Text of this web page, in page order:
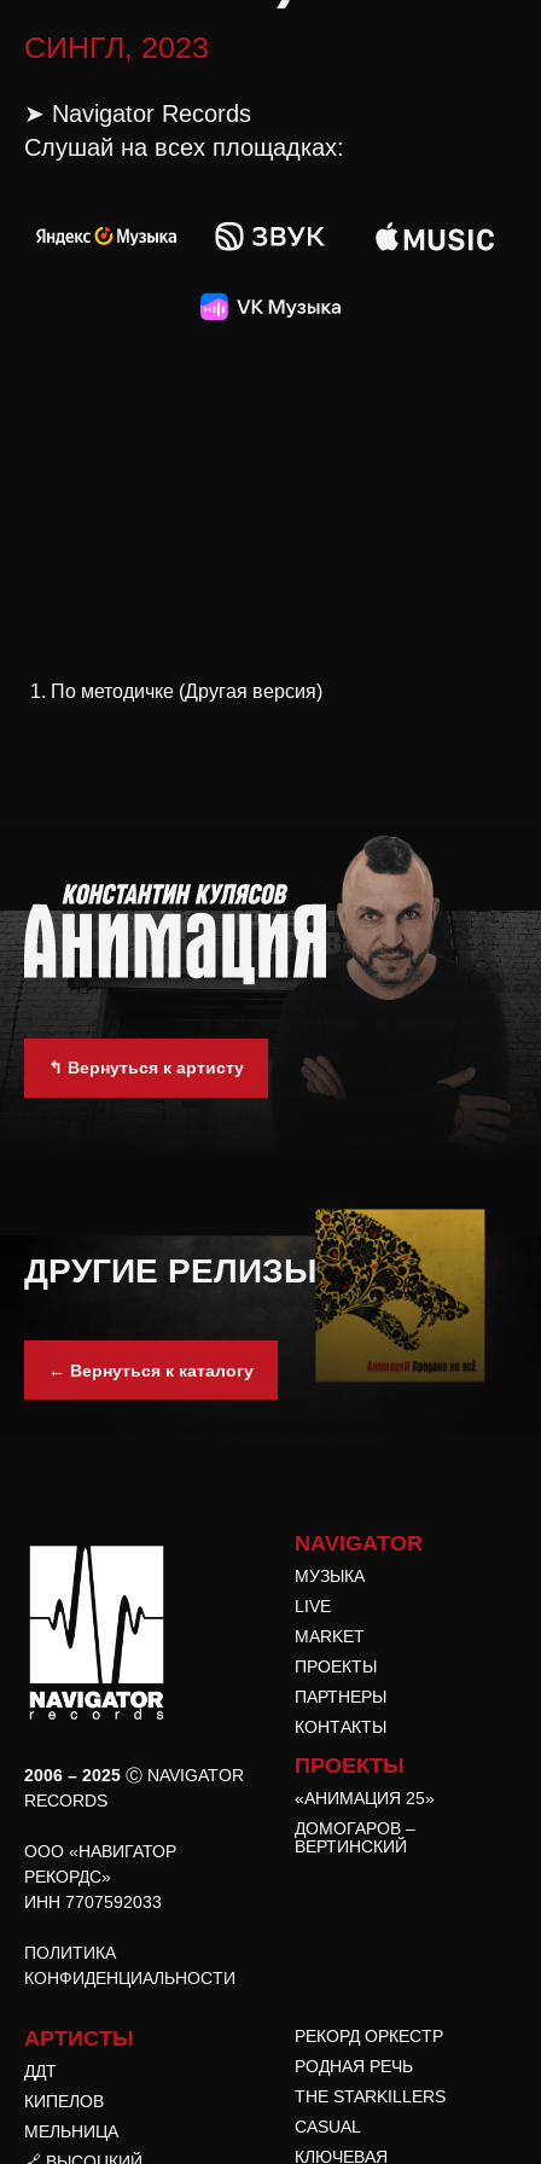
СИНГЛ, 2023
➤ Navigator Records
Слушай на всех площадках:
По методичке (Другая версия)
↰ Вернуться к артисту
ДРУГИЕ РЕЛИЗЫ
← Вернуться к каталогу
2006 – 2025 Ⓒ NAVIGATOR
RECORDS
ООО «НАВИГАТОР
РЕКОРДС»
ИНН 7707592033
ПОЛИТИКА
КОНФИДЕНЦИАЛЬНОСТИ
NAVIGATOR
МУЗЫКА
LIVE
MARKET
ПРОЕКТЫ
ПАРТНЕРЫ
КОНТАКТЫ
ПРОЕКТЫ
«АНИМАЦИЯ 25»
ДОМОГАРОВ –
ВЕРТИНСКИЙ
АРТИСТЫ
ДДТ
КИПЕЛОВ
МЕЛЬНИЦА
РЕКОРД ОРКЕСТР
РОДНАЯ РЕЧЬ
THE STARKILLERS
CASUAL
КЛЮЧЕВАЯ